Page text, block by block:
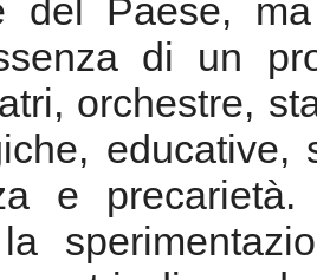
del Paese,
di un
orchestre,
e